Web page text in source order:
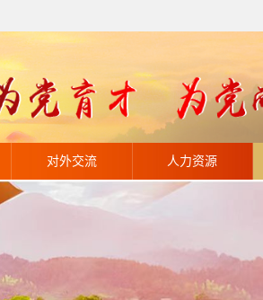
对外交流 人力资源